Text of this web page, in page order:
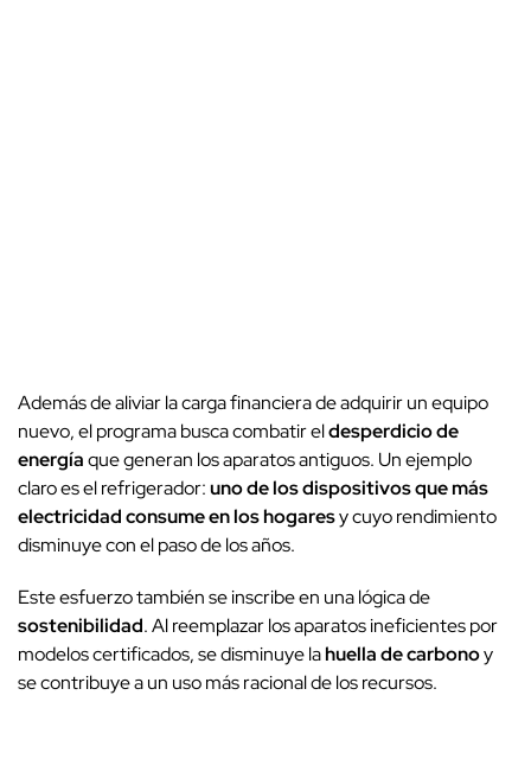
Además de aliviar la carga financiera de adquirir un equipo
nuevo, el programa busca combatir eldesperdicio de
energíaque generan los aparatos antiguos. Un ejemplo
claro es el refrigerador:uno de los dispositivos que más
electricidad consume en los hogaresy cuyo rendimiento
disminuye con el paso de los años.
Este esfuerzo también se inscribe en una lógica de
sostenibilidad. Al reemplazar los aparatos ineficientes por
modelos certificados, se disminuye lahuella de carbonoy
se contribuye a un uso más racional de los recursos.